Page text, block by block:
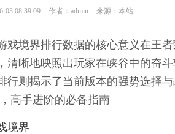
03 08:39:09 作者：admin 来源：本站
戏境界排行数据的核心意义在王
清晰地映照出玩家在峡谷中的奋
行则揭示了当前版本的强势选择
高手进阶的必备指南
境界